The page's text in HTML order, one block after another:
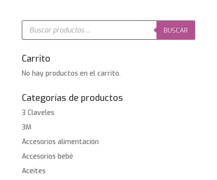
Búsqueda
productos
BUSCAR
Carrito
No hay productos en el carrito.
Categorías de productos
3 Claveles
3M
Accesorios alimentación
Accesorios bebé
Aceites